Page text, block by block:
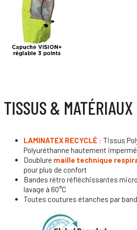
TISSUS &
LAMINATEX RECYCLÉ : Tissus
Polyuréthanne hautement
Doublure maille technique
pour plus de confort
Bandes rétro réfléchissantes
lavage à 60°C
Toutes coutures étanches par